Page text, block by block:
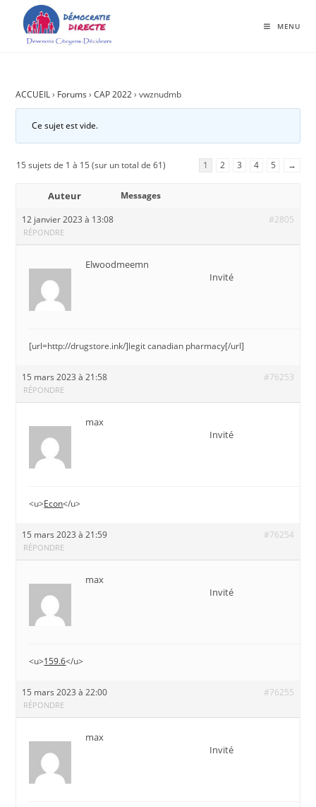
MENU
ACCUEIL › Forums › CAP 2022 › vwznudmb
Ce sujet est vide.
15 sujets de 1 à 15 (sur un total de 61) 1 2 3 4 5 →
Auteur
Messages
12 janvier 2023 à 13:08
#2805
RÉPONDRE
Elwoodmeemn
Invité
[url=http://drugstore.ink/]legit canadian pharmacy[/url]
15 mars 2023 à 21:58 #76253
RÉPONDRE
max
Invité
<u>Econ</u>
15 mars 2023 à 21:59 #76254
RÉPONDRE
max
Invité
<u>159.6</u>
15 mars 2023 à 22:00 #76255
RÉPONDRE
max
Invité